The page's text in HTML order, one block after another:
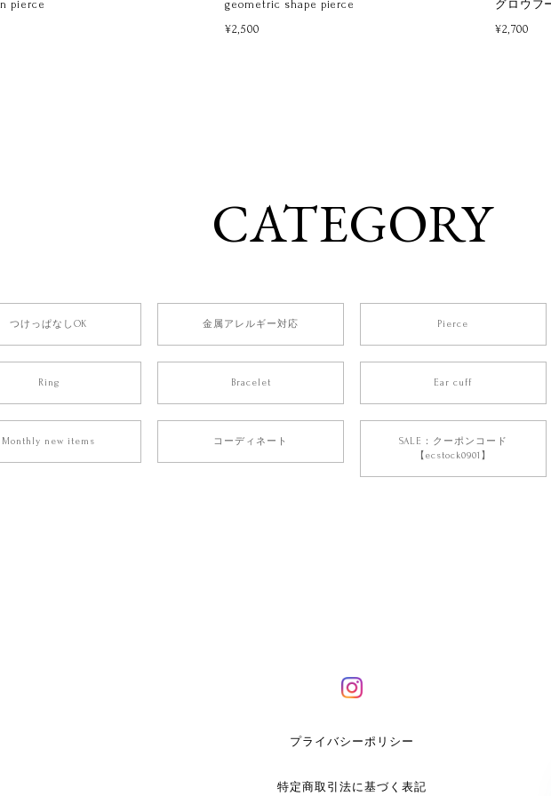
pierce
geometric shape pierce
¥2,500
グロウフ
¥2,700
CATEGORY
つけっぱなしOK 金属アレルギー対応 Pierce
Ring Bracelet Ear cuff
Monthly new items コーディネート
SALE：クーポンコード
【ecstock0901】
プライバシーポリシー
特定商取引法に基づく表記